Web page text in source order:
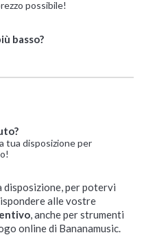
possibile!
basso?
tua disposizione per
per potervi
alle vostre
, anche per strumenti
online di Bananamusic.